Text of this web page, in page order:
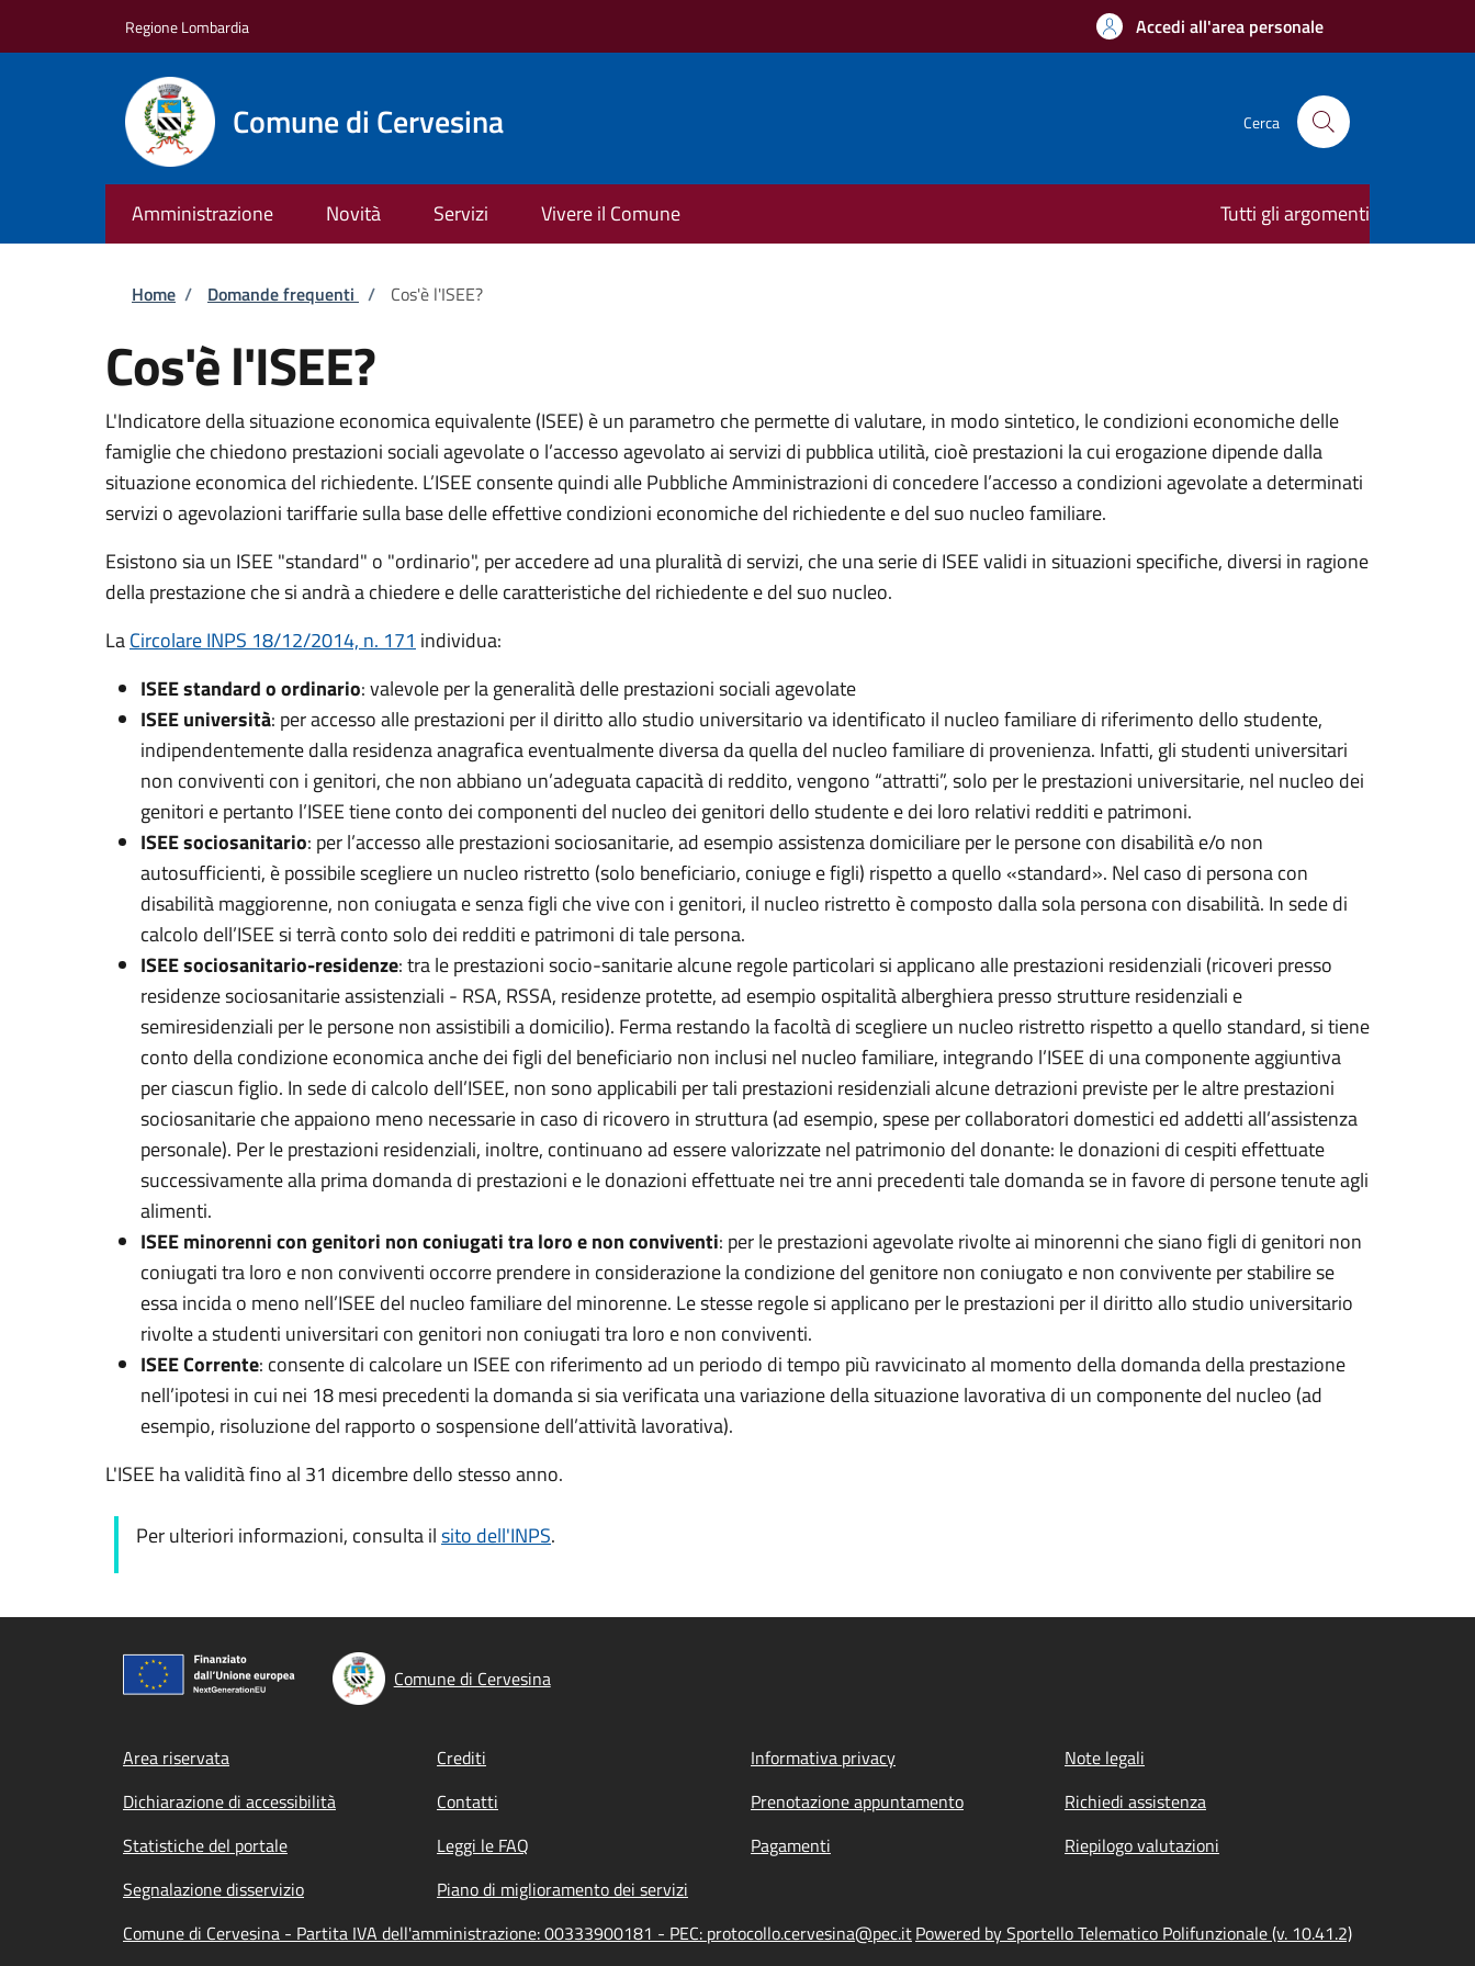
Regione Lombardia Accedi all'area personale
Comune di Cervesina Cerca
Amministrazione Novità Servizi Vivere il Comune Tutti gli argomenti
Briciole di pane
Home / Domande frequenti / Cos'è l'ISEE?
Cos'è l'ISEE?
L'Indicatore della situazione economica equivalente (ISEE) è un parametro che permette di valutare, in modo sintetico, le condizioni economiche delle
famiglie che chiedono prestazioni sociali agevolate o l’accesso agevolato ai servizi di pubblica utilità, cioè prestazioni la cui erogazione dipende dalla
situazione economica del richiedente. L’ISEE consente quindi alle Pubbliche Amministrazioni di concedere l’accesso a condizioni agevolate a determinati
servizi o agevolazioni tariffarie sulla base delle effettive condizioni economiche del richiedente e del suo nucleo familiare.
Esistono sia un ISEE "standard" o "ordinario", per accedere ad una pluralità di servizi, che una serie di ISEE validi in situazioni specifiche, diversi in ragione
della prestazione che si andrà a chiedere e delle caratteristiche del richiedente e del suo nucleo.
LaCircolare INPS 18/12/2014, n. 171 individua:
ISEE standard o ordinario: valevole per la generalità delle prestazioni sociali agevolate
ISEE università: per accesso alle prestazioni per il diritto allo studio universitario va identificato il nucleo familiare di riferimento dello studente,
indipendentemente dalla residenza anagrafica eventualmente diversa da quella del nucleo familiare di provenienza. Infatti, gli studenti universitari
non conviventi con i genitori, che non abbiano un’adeguata capacità di reddito, vengono “attratti”, solo per le prestazioni universitarie, nel nucleo dei
genitori e pertanto l’ISEE tiene conto dei componenti del nucleo dei genitori dello studente e dei loro relativi redditi e patrimoni.
ISEE sociosanitario: per l’accesso alle prestazioni sociosanitarie, ad esempio assistenza domiciliare per le persone con disabilità e/o non
autosufficienti, è possibile scegliere un nucleo ristretto (solo beneficiario, coniuge e figli) rispetto a quello «standard». Nel caso di persona con
disabilità maggiorenne, non coniugata e senza figli che vive con i genitori, il nucleo ristretto è composto dalla sola persona con disabilità. In sede di
calcolo dell’ISEE si terrà conto solo dei redditi e patrimoni di tale persona.
ISEE sociosanitario-residenze: tra le prestazioni socio-sanitarie alcune regole particolari si applicano alle prestazioni residenziali (ricoveri presso
residenze sociosanitarie assistenziali - RSA, RSSA, residenze protette, ad esempio ospitalità alberghiera presso strutture residenziali e
semiresidenziali per le persone non assistibili a domicilio). Ferma restando la facoltà di scegliere un nucleo ristretto rispetto a quello standard, si tiene
conto della condizione economica anche dei figli del beneficiario non inclusi nel nucleo familiare, integrando l’ISEE di una componente aggiuntiva
per ciascun figlio. In sede di calcolo dell’ISEE, non sono applicabili per tali prestazioni residenziali alcune detrazioni previste per le altre prestazioni
sociosanitarie che appaiono meno necessarie in caso di ricovero in struttura (ad esempio, spese per collaboratori domestici ed addetti all’assistenza
personale). Per le prestazioni residenziali, inoltre, continuano ad essere valorizzate nel patrimonio del donante: le donazioni di cespiti effettuate
successivamente alla prima domanda di prestazioni e le donazioni effettuate nei tre anni precedenti tale domanda se in favore di persone tenute agli
alimenti.
ISEE minorenni con genitori non coniugati tra loro e non conviventi: per le prestazioni agevolate rivolte ai minorenni che siano figli di genitori non
coniugati tra loro e non conviventi occorre prendere in considerazione la condizione del genitore non coniugato e non convivente per stabilire se
essa incida o meno nell’ISEE del nucleo familiare del minorenne. Le stesse regole si applicano per le prestazioni per il diritto allo studio universitario
rivolte a studenti universitari con genitori non coniugati tra loro e non conviventi.
ISEE Corrente: consente di calcolare un ISEE con riferimento ad un periodo di tempo più ravvicinato al momento della domanda della prestazione
nell’ipotesi in cui nei 18 mesi precedenti la domanda si sia verificata una variazione della situazione lavorativa di un componente del nucleo (ad
esempio, risoluzione del rapporto o sospensione dell’attività lavorativa).
L'ISEE ha validità fino al 31 dicembre dello stesso anno.
Per ulteriori informazioni, consulta ilsito dell'INPS.
Comune di Cervesina
Footer menu
Area riservata Crediti Informativa privacy
Note legali
Dichiarazione di accessibilità
Contatti Prenotazione appuntamento
Richiedi assistenza
Statistiche del portale
Leggi le FAQ Pagamenti
Riepilogo valutazioni
Segnalazione disservizio
Piano di miglioramento dei servizi
Comune di Cervesina - Partita IVA dell'amministrazione: 00333900181 - PEC: protocollo.cervesina@pec.itPowered by Sportello Telematico Polifunzionale (v. 10.41.2)